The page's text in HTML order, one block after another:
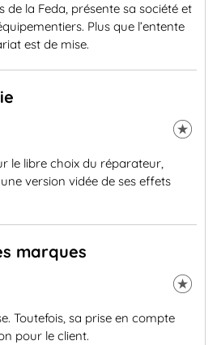
de la Feda, présente sa société et
Plus que l’entente
est de mise.
le libre choix du réparateur,
version vidée de ses effets
marques
Toutefois, sa prise en compte
pour le client.